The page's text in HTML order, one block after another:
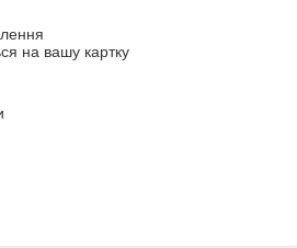
на вашу картку